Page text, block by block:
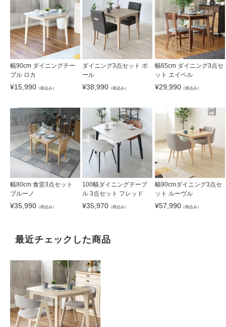
幅90cm ダイニングテー
ブル ロカ
¥15,990 （税込み）
ダイニング3点セット ポ
ール
¥38,990 （税込み）
幅65cm ダイニング3点セ
ット エイベル
¥29,990（税込み）
幅80cm 食堂3点セット
ブルーノ
¥35,990 （税込み）
100幅ダイニングテーブ
ル 3点セット フレッド
¥35,970 （税込み）
幅90cmダイニング3点セ
ット ルーヴル
¥57,990（税込み）
最近チェックした商品